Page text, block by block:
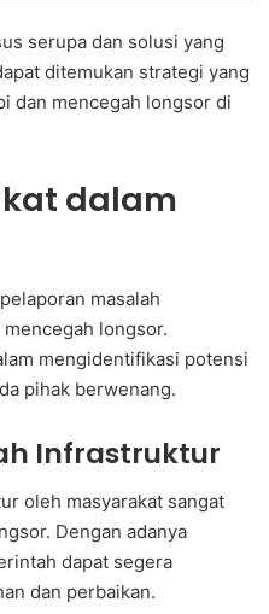
serupa dan solusi yang
ditemukan strategi yang
dan mencegah longsor di
dalam
masalah
longsor.
mengidentifikasi potensi
pihak berwenang.
Infrastruktur
oleh masyarakat sangat
Dengan adanya
dapat segera
dan perbaikan.